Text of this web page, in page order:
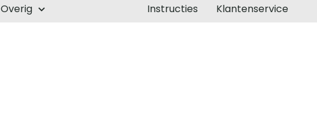
Overig Klantenservice
Instructies